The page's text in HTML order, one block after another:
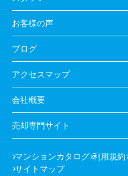
お客様の声
ブログ
アクセスマップ
会社概要
売却専門サイト
マンションカタログ 利用規約
サイトマップ